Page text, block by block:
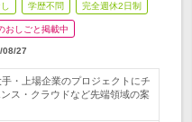
学歴不問 完全週休2日制
おしごと掲載中
08/27
・上場企業のプロジェクトにチ
ス・クラウドなど先端領域の案